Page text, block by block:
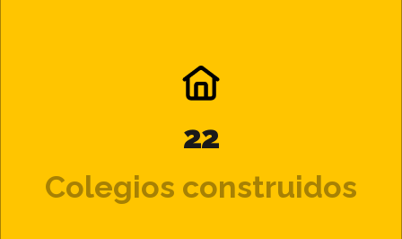
22
Colegios construidos